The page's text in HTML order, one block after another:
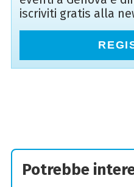
iscriviti gratis alla
Potrebbe